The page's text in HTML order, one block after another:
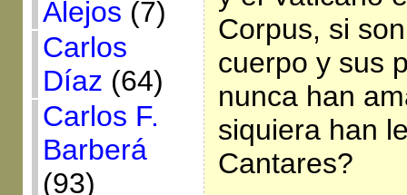
Alejos (7)
Carlos
Díaz (64)
Carlos F.
Barberá
(93)
Corpus, si
cuerpo y sus
nunca han
siquiera han
Cantares?